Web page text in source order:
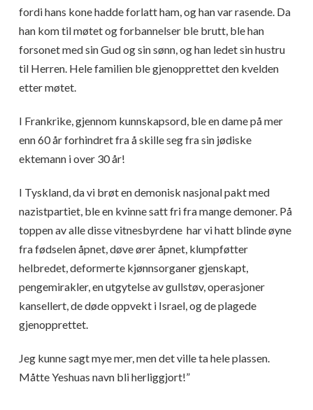
fordi hans kone hadde forlatt ham, og han var rasende. Da
han kom til møtet og forbannelser ble brutt, ble han
forsonet med sin Gud og sin sønn, og han ledet sin hustru
til Herren. Hele familien ble gjenopprettet den kvelden
etter møtet.
I Frankrike, gjennom kunnskapsord, ble en dame på mer
enn 60 år forhindret fra å skille seg fra sin jødiske
ektemann i over 30 år!
I Tyskland, da vi brøt en demonisk nasjonal pakt med
nazistpartiet, ble en kvinne satt fri fra mange demoner. På
toppen av alle disse vitnesbyrdene har vi hatt blinde øyne
fra fødselen åpnet, døve ører åpnet, klumpføtter
helbredet, deformerte kjønnsorganer gjenskapt,
pengemirakler, en utgytelse av gullstøv, operasjoner
kansellert, de døde oppvekt i Israel, og de plagede
gjenopprettet.
Jeg kunne sagt mye mer, men det ville ta hele plassen.
Måtte Yeshuas navn bli herliggjort!”